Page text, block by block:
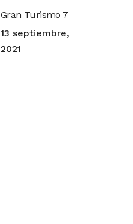
Gran Turismo 7
13 septiembre,
2021